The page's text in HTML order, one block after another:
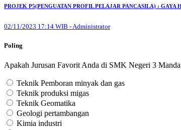
PROJEK P5(PENGUATAN PROFIL PELAJAR PANCASILA) :
02/11/2023 17:14 WIB - Administrator
Poling
Apakah Jurusan Favorit Anda di SMK Negeri 3
Teknik Pemboran minyak dan gas
Teknik produksi migas
Teknik Geomatika
Geologi pertambangan
Kimia industri